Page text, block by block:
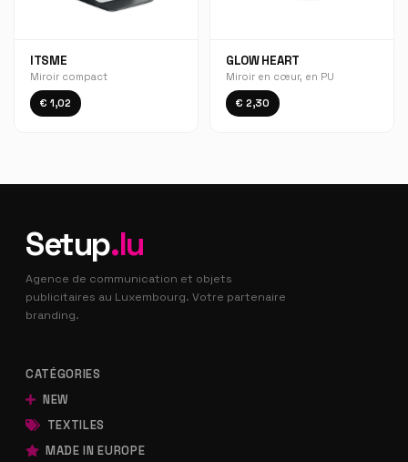
ITSME
Miroir compact
€ 1,02
GLOW HEART
Miroir en cœur, en PU
€ 2,30
Setup.lu
Agence de communication et objets
publicitaires au Luxembourg. Votre partenaire
branding.
CATÉGORIES
NEW
TEXTILES
MADE IN EUROPE